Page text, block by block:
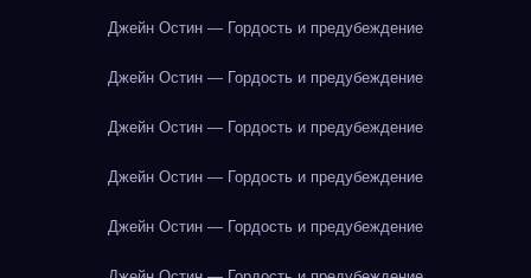
Джейн Остин — Гордость и предубеждение
Джейн Остин — Гордость и предубеждение
Джейн Остин — Гордость и предубеждение
Джейн Остин — Гордость и предубеждение
Джейн Остин — Гордость и предубеждение